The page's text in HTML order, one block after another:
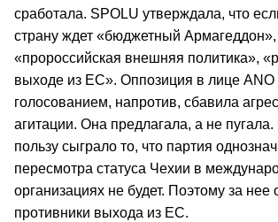
сработала. SPOLU утверждала, что
страну ждет «бюджетный Армагеддон»,
«пророссийская внешняя политика»,
выходе из ЕС». Оппозиция в лице ANO
голосованием, напротив, сбавила
агитации. Она предлагала, а не
пользу сыграло то, что партия
пересмотра статуса Чехии в
организациях не будет. Поэтому за нее
противники выхода из ЕС.